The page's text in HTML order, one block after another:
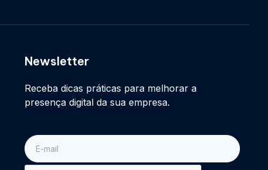
Newsletter
Receba dicas práticas para melhorar a
presença digital da sua empresa.
E-
mail